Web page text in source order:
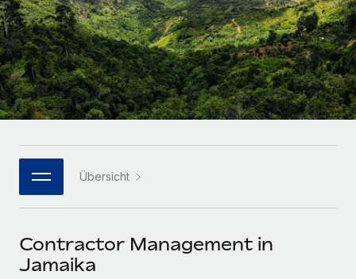
INFRASTRUKTUR
Remote Embedded
Nahtlose Integration der HR in bestehende Abläufe
Plattform
Integrierte HR-Kernfunktionen für dein Team
MCP
Integrationen
Tools
Mittelstand
Maßgeschneiderte HR-Lösungen, um Teams zu
vergrößern
Enterprise
Globale HR für Konzerne und Großunternehmen
PARTNER WERDEN
Flexible Einbettung von Global-HR-Funktionen in deine
Partner werden
LERNEN MIT REMOTE
Forschung und Leitfäden
Fallstudien
HR-Glossar
Bibliothek für Stellenbeschreibungen
Webinare
Events
Newsroom
Español
Italiano
Português (Portugal)
한국어 Übersicht
Contractor Management in
Jamaika